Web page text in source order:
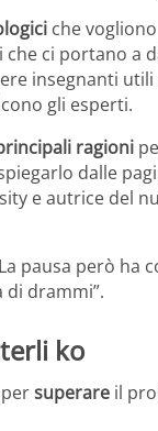
che
che ci portano a
insegnanti
gli esperti.
ragioni
dalle
e autrice del
pausa però
drammi”.
ko
persuperare il